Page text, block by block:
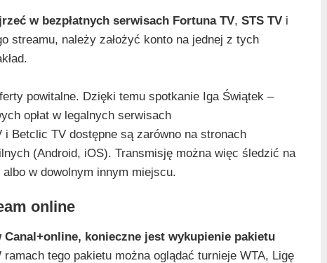
w bezpłatnych serwisach Fortuna TV, STS TVi
streamu, należy założyć konto na jednej z tych
powitalne. Dzięki temu spotkanie Iga Świątek –
opłat w legalnych serwisach
Betclic TV dostępne są zarówno na stronach
(Android, iOS). Transmisję można więc śledzić na
w dowolnym innym miejscu.
online
konieczne jest wykupienie pakietu
ramach tego pakietu można oglądać turnieje WTA, Ligę